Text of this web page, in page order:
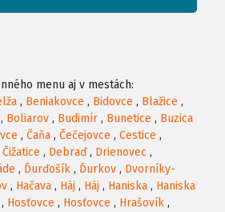
menu aj v mestách:
, Beniakovce , Bidovce , Blažice ,
, Boliarov , Budimír , Bunetice , Buzica
, Čaňa , Čečejovce , Cestice ,
Čižatice , Debraď, Drienovec ,
, Ďurďošík , Ďurkov , Dvorníky-
, Hačava , Háj , Háj , Haniska , Haniska
, Hosťovce , Hosťovce , Hrašovík ,